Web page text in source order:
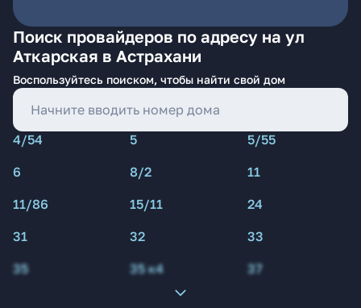
Поиск провайдеров по адресу на ул
Аткарская в Астрахани
Воспользуйтесь поиском, чтобы найти свой дом
4/54 5
5/55
6
8/2
11
11/86
15/11
24
31
32
33
35
35 к4 37